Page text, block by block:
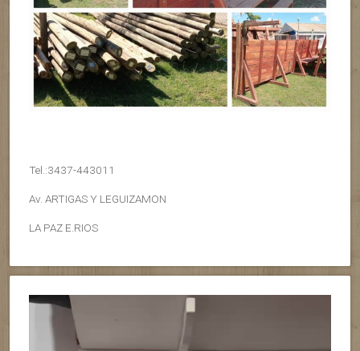
Tel.:3437-443011
Av. ARTIGAS Y LEGUIZAMON
LA PAZ E.RIOS
Reproductor